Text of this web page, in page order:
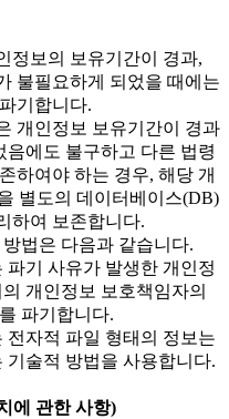
정보의 보유기간이 경과,
불필요하게 되었을 때에는
기합니다.
개인정보 보유기간이 경과
에도 불구하고 다른 법령
하여야 하는 경우, 해당 개
별도의 데이터베이스(DB)
하여 보존합니다.
법은 다음과 같습니다.
파기 사유가 발생한 개인정
개인정보 보호책임자의
파기합니다.
전자적 파일 형태의 정보는
기술적 방법을 사용합니다.
에 관한 사항)